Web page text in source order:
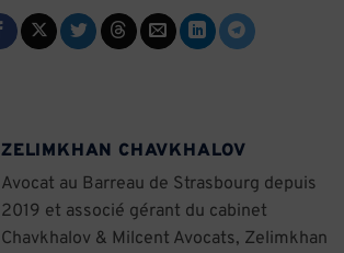
ZELIMKHAN CHAVKHALOV
Avocat au Barreau de Strasbourg depuis
2019 et associé gérant du cabinet
Chavkhalov & Milcent Avocats, Zelimkhan